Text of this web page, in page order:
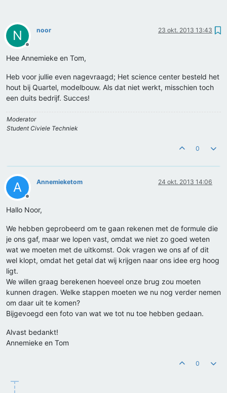
N
Offline
noor 23 okt. 2013 13:43
Hee Annemieke en Tom,
Heb voor jullie even nagevraagd; Het science center besteld het
hout bij Quartel, modelbouw. Als dat niet werkt, misschien toch
een duits bedrijf. Succes!
Moderator
Student Civiele Techniek
0
A
Offline
Annemieketom 24 okt. 2013 14:06
Hallo Noor,
We hebben geprobeerd om te gaan rekenen met de formule die
je ons gaf, maar we lopen vast, omdat we niet zo goed weten
wat we moeten met de uitkomst. Ook vragen we ons af of dit
wel klopt, omdat het getal dat wij krijgen naar ons idee erg hoog
ligt.
We willen graag berekenen hoeveel onze brug zou moeten
kunnen dragen. Welke stappen moeten we nu nog verder nemen
om daar uit te komen?
Bijgevoegd een foto van wat we tot nu toe hebben gedaan.
Alvast bedankt!
Annemieke en Tom
0